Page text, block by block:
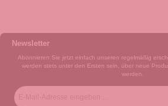
Newsletter
Abonnieren Sie jetzt einfach unseren regelmäßig
werden stets unter den Ersten sein, über neue
werden.